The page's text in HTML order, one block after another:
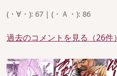
(・∀・): 67 | (・Ａ・): 86
過去のコメントを見る（26件）